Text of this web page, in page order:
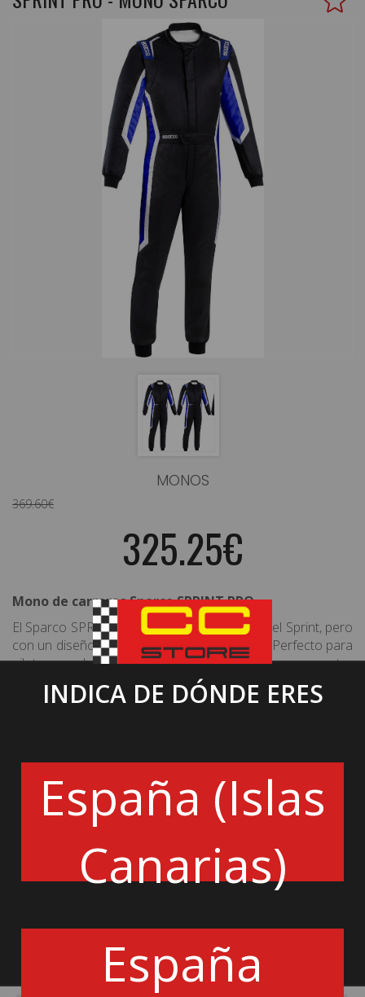
INDICA DE DÓNDE ERES
España (Islas
Canarias)
España
MONOS
369.60€
325.25€
Mono de carreras Sparco SPRINT PRO
El Sparco SPRINT PRO mantiene la calidad del Sprint, pero
con un diseño tricolor moderno y renovado. Perfecto para
pilotos que buscan estilo y rendimiento sin comprometer
el precio.
Máxima movilidad– Inserciones elásticas para mayor
-Comodidad con HANS– Correas de hombros planas
para un mejor ajuste.
Homologación FIA 8856-2018 – Seguridad garantizada.
SBRS0006B0K05048
50 52 54